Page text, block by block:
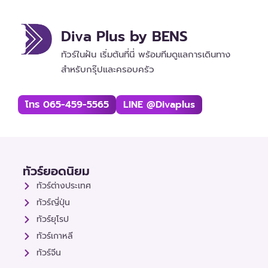
Diva Plus by BENS
ทัวร์ในฝัน เริ่มต้นที่นี่ พร้อมทีมดูแลการเดินทาง
สำหรับกรุ๊ปและครอบครัว
โทร 065-459-5565 LINE @divaplus
ทัวร์ยอดนิยม
ทัวร์ต่างประเทศ
ทัวร์ญี่ปุ่น
ทัวร์ยุโรป
ทัวร์เกาหลี
ทัวร์จีน